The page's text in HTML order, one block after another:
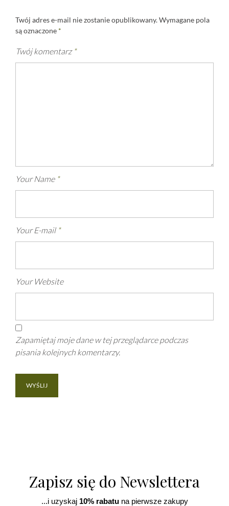
Twój adres e-mail nie zostanie opublikowany.Wymagane pola
są oznaczone *
Twój komentarz *
Your Name *
Your E-mail *
Your Website
Zapamiętaj moje dane w tej przeglądarce podczas
pisania kolejnych komentarzy.
Zapisz się do Newslettera
...i uzyskaj10% rabatuna pierwsze zakupy